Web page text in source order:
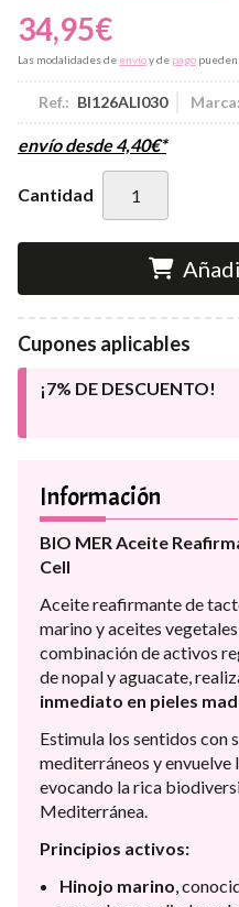
34,95€
Las modalidades de envíoy de pago
Ref.: BI126ALI030 Marca:
envío desde4,40€*
Cantidad
Cupones aplicables
¡7% DE DESCUENTO!
Información
BIO MER Aceite
Cell
Aceite reafirmante de
marino y aceites
combinación de activos
de nopal y aguacate,
inmediato en pieles
Estimula los sentidos con
mediterráneos y envuelve
evocando la rica
Mediterránea.
Principios activos:
Hinojo marino ,